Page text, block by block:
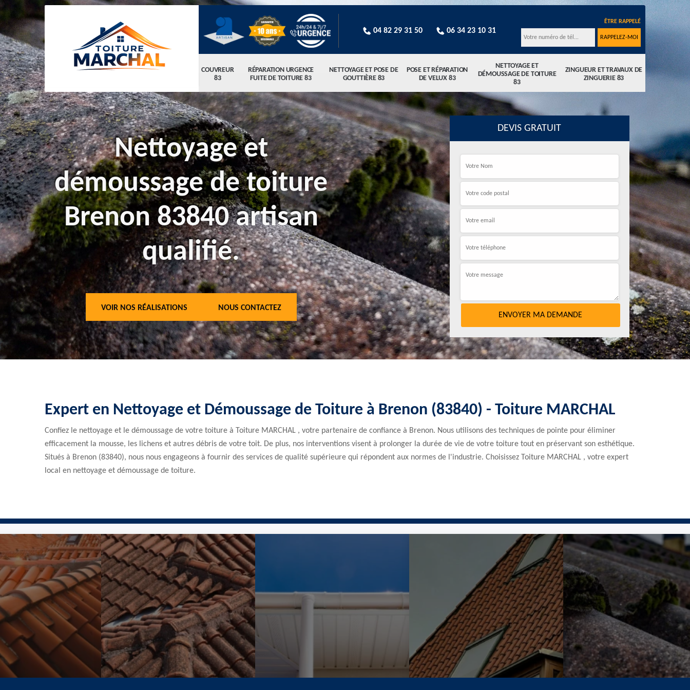
COUVREUR
83
RÉPARATION URGENCE
FUITE DE TOITURE 83
NETTOYAGE ET POSE DE
GOUTTIÈRE 83
POSE ET RÉPARATION
DE VELUX 83
NETTOYAGE ET
DÉMOUSSAGE DE TOITURE
83
ZINGUEUR ET TRAVAUX DE
ZINGUERIE 83
04 82 29 31 50 06 34 23 10 31
ÊTRE RAPPELÉ
Nettoyage et
démoussage de toiture
Brenon 83840 artisan
qualifié.
VOIR NOS RÉALISATIONS NOUS CONTACTEZ
DEVIS GRATUIT
Expert en Nettoyage et Démoussage de Toiture à Brenon (83840) - Toiture MARCHAL
Confiez le nettoyage et le démoussage de votre toiture à Toiture MARCHAL , votre partenaire de confiance à Brenon. Nous utilisons des techniques de pointe pour éliminer
efficacement la mousse, les lichens et autres débris de votre toit. De plus, nos interventions visent à prolonger la durée de vie de votre toiture tout en préservant son esthétique.
Situés à Brenon (83840), nous nous engageons à fournir des services de qualité supérieure qui répondent aux normes de l'industrie. Choisissez Toiture MARCHAL , votre expert
local en nettoyage et démoussage de toiture.